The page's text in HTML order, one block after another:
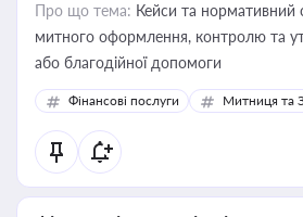
Про що тема: Кейси та нормативний
митного оформлення, контролю та
або благодійної допомоги
Фінансові послуги Митниця та